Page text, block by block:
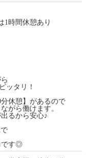
1時間休憩あり
ッタリ！
休憩】があるので
がら働けます。
るから安心♪
です◎